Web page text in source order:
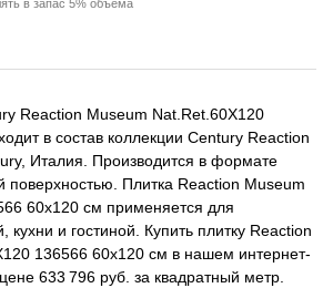
в запас 5% объема
Reaction Museum Nat.Ret.60X120
в состав коллекции Century Reaction
Италия. Производится в формате
поверхностью. Плитка Reaction Museum
60x120 см применяется для
и гостиной. Купить плитку Reaction
136566 60x120 см в нашем интернет-
633 796 руб. за квадратный метр.